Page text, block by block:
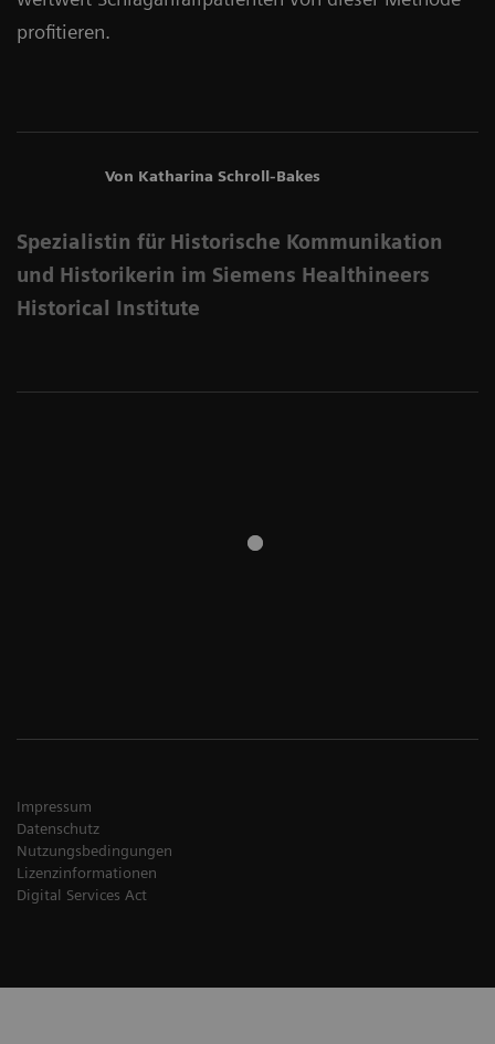
profitieren.
Von Katharina Schroll-Bakes
Spezialistin für Historische Kommunikation
und Historikerin im Siemens Healthineers
Historical Institute
Impressum
Datenschutz
Nutzungsbedingungen
Lizenzinformationen
Digital Services Act